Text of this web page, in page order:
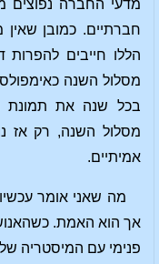
מדעי החברה נפוצים
חברתיים. כמובן
הללו חייבים
מסלול השנה כאימפולס
בכל שנה את תמונת
מסלול השנה, רק אז
אמיתיים.
מה שאני אומר
אך הוא האמת.
פנימי עם המיסטריה